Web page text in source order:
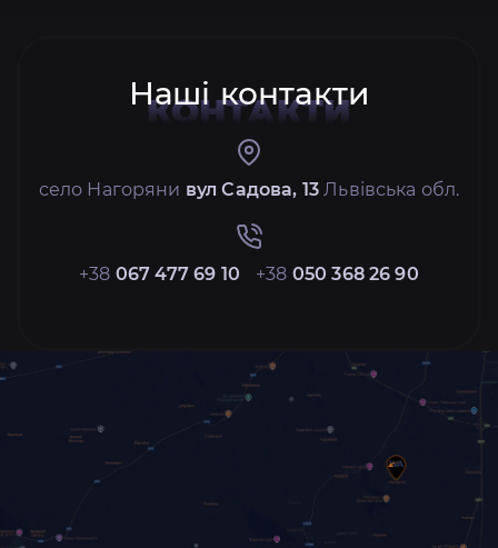
Наші контакти
КОНТАКТИ
село Нагоряни вул Садова, 13 Львівська обл.
+38 067 477 69 10 +38 050 368 26 90